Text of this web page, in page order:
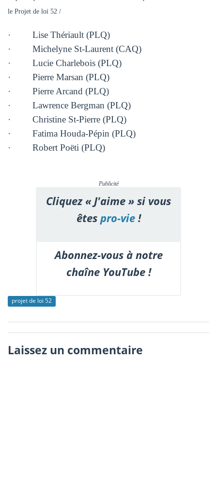
le Projet de loi 52 /
· Lise Thériault (PLQ)
· Michelyne St-Laurent (CAQ)
· Lucie Charlebois (PLQ)
· Pierre Marsan (PLQ)
· Pierre Arcand (PLQ)
· Lawrence Bergman (PLQ)
· Christine St-Pierre (PLQ)
· Fatima Houda-Pépin (PLQ)
· Robert Poëti (PLQ)
Publicité
Cliquez « J'aime » si vous
êtespro-vie!
Abonnez-vous à notre
chaîne YouTube !
projet de loi 52
Laissez un commentaire